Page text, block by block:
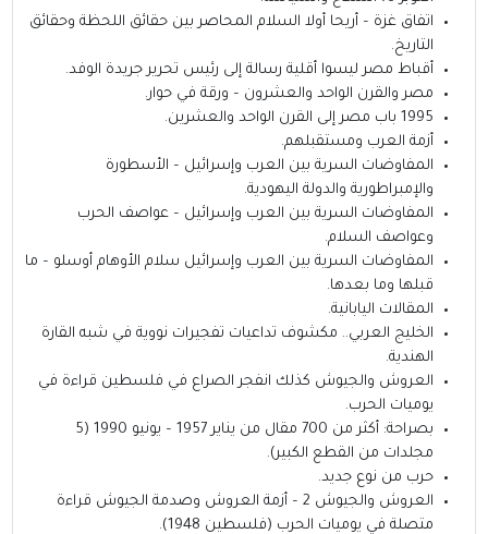
اتفاق غزة – أريحا أولا السلام المحاصر بين حقائق اللحظة وحقائق
التاريخ.
أقباط مصر ليسوا أقلية رسالة إلى رئيس تحرير جريدة الوفد.
مصر والقرن الواحد والعشرون – ورقة في حوار.
1995 باب مصر إلى القرن الواحد والعشرين.
أزمة العرب ومستقبلهم.
المفاوضات السرية بين العرب وإسرائيل – الأسطورة
والإمبراطورية والدولة اليهودية.
المفاوضات السرية بين العرب وإسرائيل – عواصف الحرب
وعواصف السلام.
المفاوضات السرية بين العرب وإسرائيل سلام الأوهام أوسلو – ما
قبلها وما بعدها.
المقالات اليابانية.
الخليج العربي.. مكشوف تداعيات تفجيرات نووية في شبه القارة
الهندية.
العروش والجيوش كذلك انفجر الصراع في فلسطين قراءة في
يوميات الحرب.
بصراحة: أكثر من 700 مقال من يناير 1957 – يونيو 1990 (5
مجلدات من القطع الكبير).
حرب من نوع جديد.
العروش والجيوش 2 – أزمة العروش وصدمة الجيوش قراءة
متصلة في يوميات الحرب (فلسطين 1948).